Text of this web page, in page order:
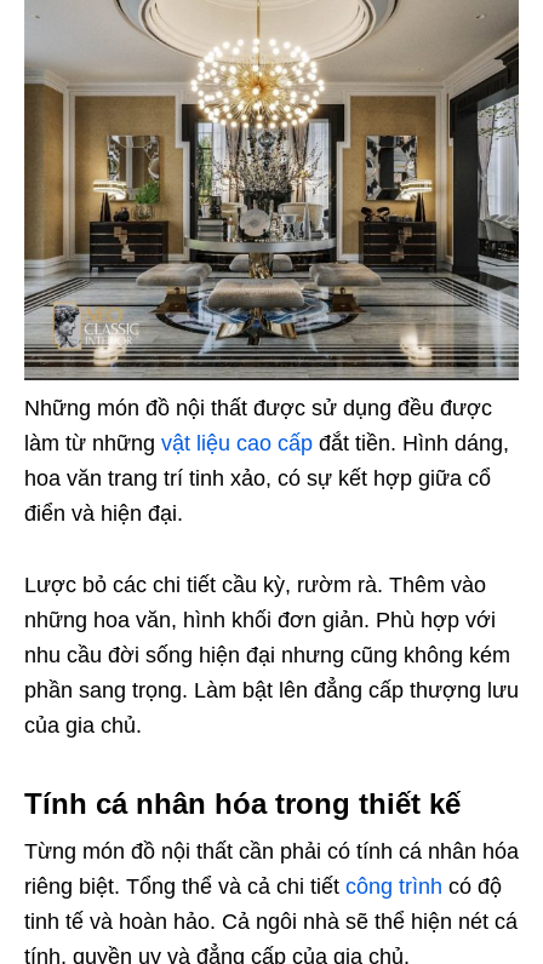
Những món đồ nội thất được sử dụng đều được
làm từ những vật liệu cao cấp đắt tiền. Hình dáng,
hoa văn trang trí tinh xảo, có sự kết hợp giữa cổ
điển và hiện đại.
Lược bỏ các chi tiết cầu kỳ, rườm rà. Thêm vào
những hoa văn, hình khối đơn giản. Phù hợp với
nhu cầu đời sống hiện đại nhưng cũng không kém
phần sang trọng. Làm bật lên đẳng cấp thượng lưu
của gia chủ.
Tính cá nhân hóa trong thiết kế
Từng món đồ nội thất cần phải có tính cá nhân hóa
riêng biệt. Tổng thể và cả chi tiết công trình có độ
tinh tế và hoàn hảo. Cả ngôi nhà sẽ thể hiện nét cá
tính, quyền uy và đẳng cấp của gia chủ.